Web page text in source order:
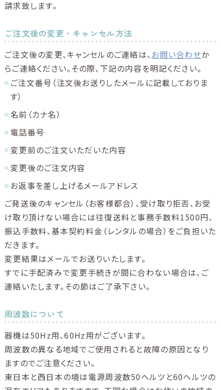
請求致します。
ご注文後の変更・キャンセル方法
ご注文後の変更、キャンセルのご連絡は、お問い合わせか
らご連絡ください。その際、下記の内容を明記ください。
ご注文番号（注文後お送りしたメールに記載しておりま
す）
名前（カナ名）
電話番号
変更前のご注文いただいた内容
変更後のご注文内容
お返事を差し上げるメールアドレス
ご発送後のキャンセル（お客様都合）、受け取り拒否、お受
け取り頂けない場合には往復送料と事務手数料1500円、
振込手数料、基本契約料金（レンタルの場合）をご負担いた
だきます。
変更結果はメールでお送りいたします。
すでに手配済みで変更手続きが間に合わない場合は、ご
連絡いたします。その節はご了承下さい。
周波数について
器機は50Hz用、60Hz用がございます。
周波数の異なる地域でご使用されると故障の原因となり
ますのでご注意ください。
東日本と西日本の境は電源周波数50ヘルツと60ヘルツの